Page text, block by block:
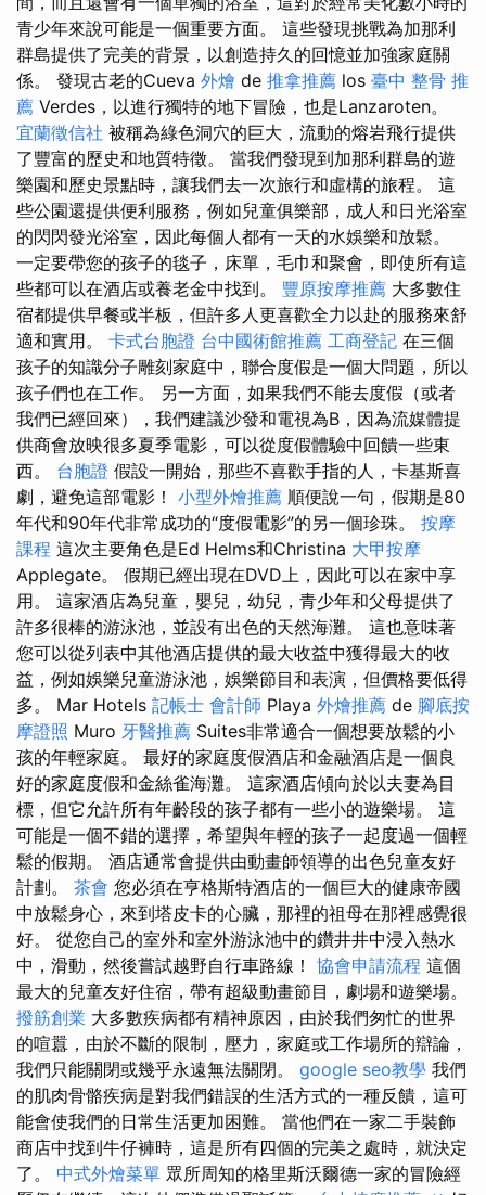
青少年來說可能是一個重要方面。 這些發現挑戰為加那利
群島提供了完美的背景，以創造持久的回憶並加強家庭關
係。 發現古老的Cueva 外燴 de 推拿推薦 los 臺中 整骨 推
薦 Verdes，以進行獨特的地下冒險，也是Lanzaroten。
宜蘭徵信社 被稱為綠色洞穴的巨大，流動的熔岩飛行提供
了豐富的歷史和地質特徵。 當我們發現到加那利群島的遊
樂園和歷史景點時，讓我們去一次旅行和虛構的旅程。 這
些公園還提供便利服務，例如兒童俱樂部，成人和日光浴室
的閃閃發光浴室，因此每個人都有一天的水娛樂和放鬆。
一定要帶您的孩子的毯子，床單，毛巾和聚會，即使所有這
些都可以在酒店或養老金中找到。 豐原按摩推薦 大多數住
宿都提供早餐或半板，但許多人更喜歡全力以赴的服務來舒
適和實用。 卡式台胞證 台中國術館推薦 工商登記 在三個
孩子的知識分子雕刻家庭中，聯合度假是一個大問題，所以
孩子們也在工作。 另一方面，如果我們不能去度假（或者
我們已經回來），我們建議沙發和電視為B，因為流媒體提
供商會放映很多夏季電影，可以從度假體驗中回饋一些東
西。 台胞證 假設一開始，那些不喜歡手指的人，卡基斯喜
劇，避免這部電影！ 小型外燴推薦 順便說一句，假期是80
年代和90年代非常成功的“度假電影”的另一個珍珠。 按摩
課程 這次主要角色是Ed Helms和Christina 大甲按摩
Applegate。 假期已經出現在DVD上，因此可以在家中享
用。 這家酒店為兒童，嬰兒，幼兒，青少年和父母提供了
許多很棒的游泳池，並設有出色的天然海灘。 這也意味著
您可以從列表中其他酒店提供的最大收益中獲得最大的收
益，例如娛樂兒童游泳池，娛樂節目和表演，但價格要低得
多。 Mar Hotels 記帳士 會計師 Playa 外燴推薦 de 腳底按
摩證照 Muro 牙醫推薦 Suites非常適合一個想要放鬆的小
孩的年輕家庭。 最好的家庭度假酒店和金融酒店是一個良
好的家庭度假和金絲雀海灘。 這家酒店傾向於以夫妻為目
標，但它允許所有年齡段的孩子都有一些小的遊樂場。 這
可能是一個不錯的選擇，希望與年輕的孩子一起度過一個輕
鬆的假期。 酒店通常會提供由動畫師領導的出色兒童友好
計劃。 茶會 您必須在亨格斯特酒店的一個巨大的健康帝國
中放鬆身心，來到塔皮卡的心臟，那裡的祖母在那裡感覺很
好。 從您自己的室外和室外游泳池中的鑽井井中浸入熱水
中，滑動，然後嘗試越野自行車路線！ 協會申請流程 這個
最大的兒童友好住宿，帶有超級動畫節目，劇場和遊樂場。
撥筋創業 大多數疾病都有精神原因，由於我們匆忙的世界
的喧囂，由於不斷的限制，壓力，家庭或工作場所的辯論，
我們只能關閉或幾乎永遠無法關閉。 google seo教學 我們
的肌肉骨骼疾病是對我們錯誤的生活方式的一種反饋，這可
能會使我們的日常生活更加困難。 當他們在一家二手裝飾
商店中找到牛仔褲時，這是所有四個的完美之處時，就決定
了。 中式外燴菜單 眾所周知的格里斯沃爾德一家的冒險經